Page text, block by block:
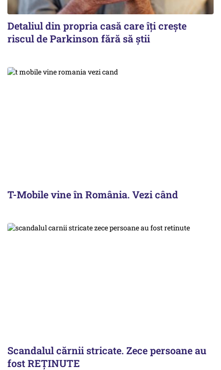
Detaliul din propria casă care îți crește
riscul de Parkinson fără să știi
T-Mobile vine în România. Vezi când
Scandalul cărnii stricate. Zece persoane au
fost REȚINUTE